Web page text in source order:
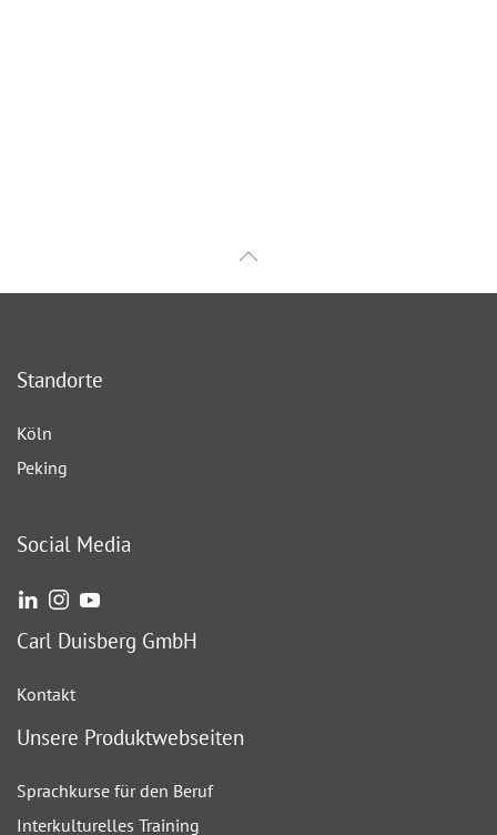
Standorte
Köln
Peking
Social Media
Carl Duisberg GmbH
Kontakt
Unsere Produktwebseiten
Sprachkurse für den Beruf
Interkulturelles Training